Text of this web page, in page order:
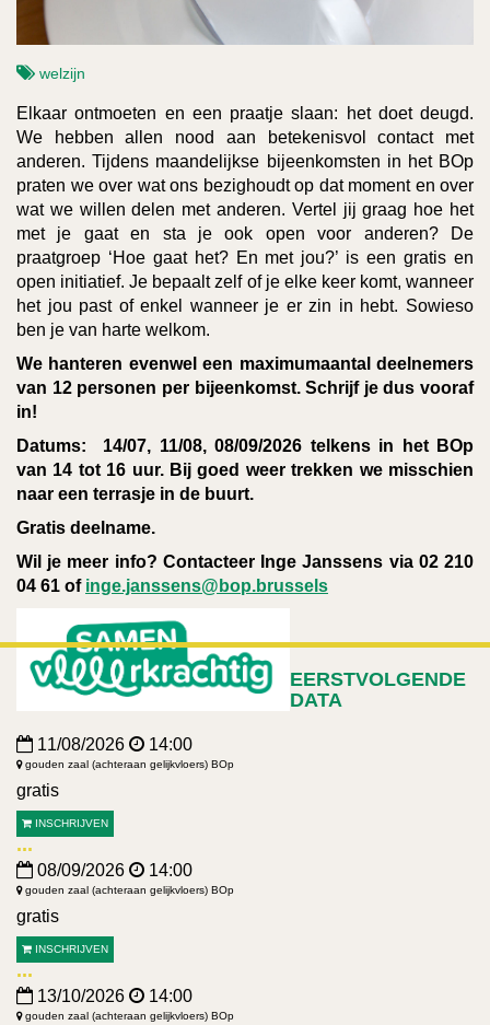
welzijn
Elkaar ontmoeten en een praatje slaan: het doet deugd.
We hebben allen nood aan betekenisvol contact met
anderen. Tijdens maandelijkse bijeenkomsten in het BOp
praten we over wat ons bezighoudt op dat moment en over
wat we willen delen met anderen. Vertel jij graag hoe het
met je gaat en sta je ook open voor anderen? De
praatgroep ‘Hoe gaat het? En met jou?’ is een gratis en
open initiatief. Je bepaalt zelf of je elke keer komt, wanneer
het jou past of enkel wanneer je er zin in hebt. Sowieso
ben je van harte welkom.
We hanteren evenwel een maximumaantal deelnemers
van 12 personen per bijeenkomst. Schrijf je dus vooraf
in!
Datums:
14/07, 11/08, 08/09/2026 telkens in het BOp
van 14 tot 16 uur. Bij goed weer trekken we misschien
naar een terrasje in de buurt.
Gratis deelname.
Wil je meer info? Contacteer Inge Janssens via 02 210
04 61 of inge.janssens@bop.brussels
EERSTVOLGENDE
DATA
11/08/2026 14:00
gouden zaal (achteraan gelijkvloers) BOp
gratis
INSCHRIJVEN
08/09/2026 14:00
gouden zaal (achteraan gelijkvloers) BOp
gratis
INSCHRIJVEN
13/10/2026 14:00
gouden zaal (achteraan gelijkvloers) BOp